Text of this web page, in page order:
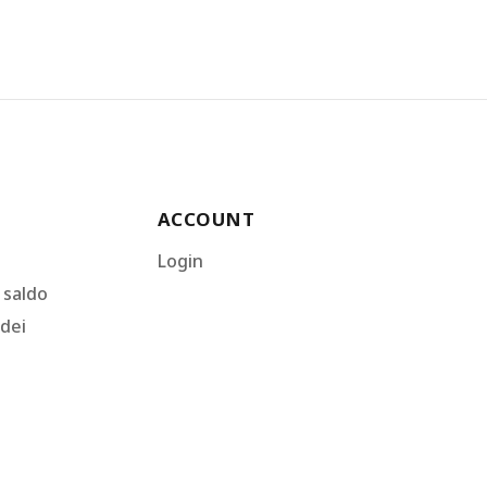
ACCOUNT
Login